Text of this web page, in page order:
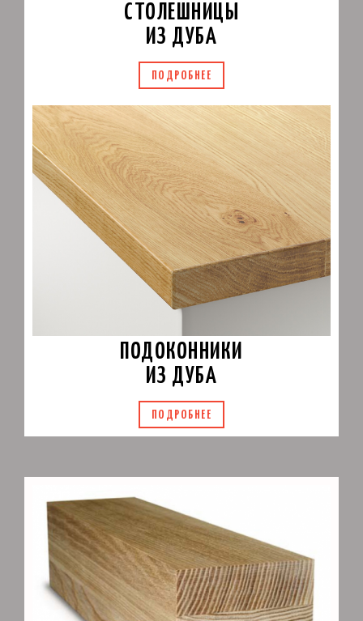
СТОЛЕШНИЦЫ
ИЗ ДУБА
ПОДРОБНЕЕ
ПОДОКОННИКИ
ИЗ ДУБА
ПОДРОБНЕЕ